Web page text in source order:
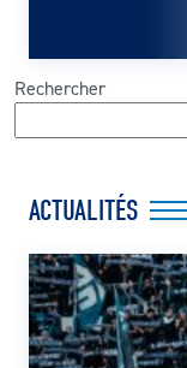
Rechercher
ACTUALITÉS